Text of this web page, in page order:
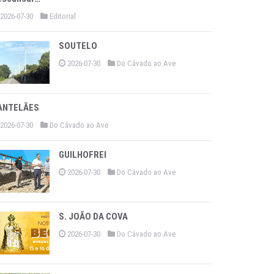
07-30 Editorial
SOUTELO
2026-07-30 Do Cávado ao Ave
07-30 Do Cávado ao Ave
GUILHOFREI
2026-07-30 Do Cávado ao Ave
S. JOÃO DA COVA
2026-07-30 Do Cávado ao Ave